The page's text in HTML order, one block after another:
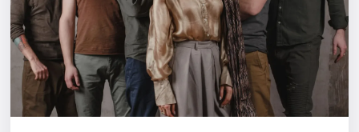
Спорт
События
Города